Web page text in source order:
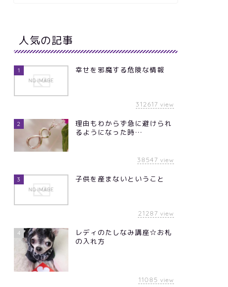
人気の記事
1 幸せを邪魔する危険な情報
312617 view
2
理由もわからず急に避けられ
るようになった時…
38547 view
3 子供を産まないということ
21287 view
4
レディのたしなみ講座☆お札
の入れ方
11085 view